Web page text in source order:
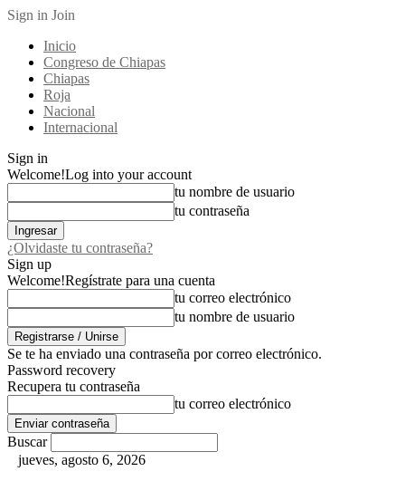
Sign in Join
Inicio
Congreso de Chiapas
Chiapas
Roja
Nacional
Internacional
Sign in
Welcome!Log into your account
tu nombre de usuario
tu contraseña
¿Olvidaste tu contraseña?
Sign up
Welcome!Regístrate para una cuenta
tu correo electrónico
tu nombre de usuario
Se te ha enviado una contraseña por correo electrónico.
Password recovery
Recupera tu contraseña
tu correo electrónico
Buscar
jueves, agosto 6, 2026